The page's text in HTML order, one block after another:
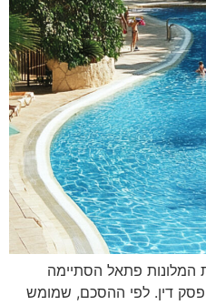
המלונות פתאל הסתיימה
דין. לפי ההסכם, שמומש